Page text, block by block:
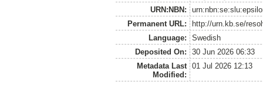
URN:NBN:
Permanent URL:
http://urn.kb.se/
Language:
Swedish
Deposited On:
30 Jun 2026 06:33
Metadata Last
Modified:
01 Jul 2026 12:13